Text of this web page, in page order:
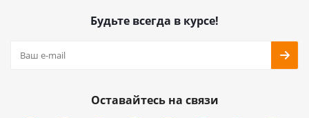
Будьте всегда в курсе!
Оставайтесь на связи